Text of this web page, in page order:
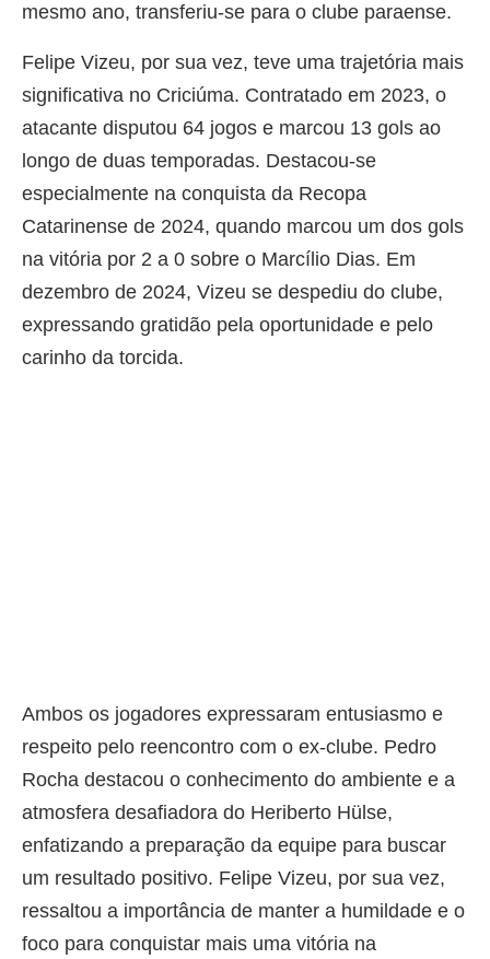
mesmo ano, transferiu-se para o clube paraense.
Felipe Vizeu, por sua vez, teve uma trajetória mais
significativa no Criciúma. Contratado em 2023, o
atacante disputou 64 jogos e marcou 13 gols ao
longo de duas temporadas. Destacou-se
especialmente na conquista da Recopa
Catarinense de 2024, quando marcou um dos gols
na vitória por 2 a 0 sobre o Marcílio Dias. Em
dezembro de 2024, Vizeu se despediu do clube,
expressando gratidão pela oportunidade e pelo
carinho da torcida.
Ambos os jogadores expressaram entusiasmo e
respeito pelo reencontro com o ex-clube. Pedro
Rocha destacou o conhecimento do ambiente e a
atmosfera desafiadora do Heriberto Hülse,
enfatizando a preparação da equipe para buscar
um resultado positivo. Felipe Vizeu, por sua vez,
ressaltou a importância de manter a humildade e o
foco para conquistar mais uma vitória na